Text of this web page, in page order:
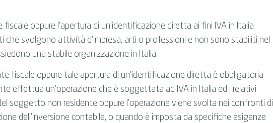
oppure l’apertura di un’identificazione diretta ai fini IVA in Italia
che svolgono attività d’impresa, arti o professioni e non sono stabiliti nel
una stabile organizzazione in Italia.
fiscale oppure tale apertura di un’identificazione diretta è obbligatoria
effettua un’operazione che è soggettata ad IVA in Italia ed i relativi
soggetto non residente oppure l’operazione viene svolta nei confronti di
dell’inversione contabile, o quando è imposta da specifiche esigenze